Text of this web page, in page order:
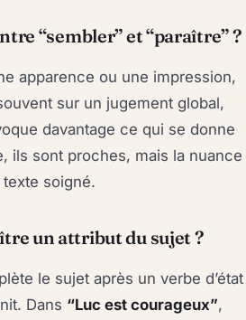
“sembler” et “paraître” ?
apparence ou une impression,
sur un jugement global,
davantage ce qui se donne
ils sont proches, mais la nuance
soigné.
un attribut du sujet ?
le sujet après un verbe d’état
Dans “Luc est courageux”,